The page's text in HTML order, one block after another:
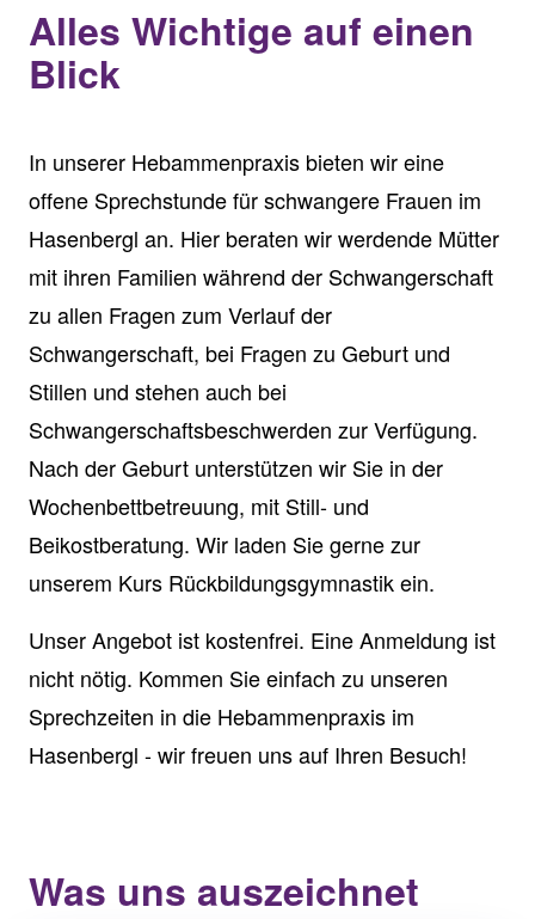
Alles Wichtige auf einen
Blick
In unserer Hebammenpraxis bieten wir eine
offene Sprechstunde für schwangere Frauen im
Hasenbergl an. Hier beraten wir werdende Mütter
mit ihren Familien während der Schwangerschaft
zu allen Fragen zum Verlauf der
Schwangerschaft, bei Fragen zu Geburt und
Stillen und stehen auch bei
Schwangerschaftsbeschwerden zur Verfügung.
Nach der Geburt unterstützen wir Sie in der
Wochenbettbetreuung, mit Still- und
Beikostberatung. Wir laden Sie gerne zur
unserem Kurs Rückbildungsgymnastik ein.
Unser Angebot ist kostenfrei. Eine Anmeldung ist
nicht nötig. Kommen Sie einfach zu unseren
Sprechzeiten in die Hebammenpraxis im
Hasenbergl - wir freuen uns auf Ihren Besuch!
Was uns auszeichnet